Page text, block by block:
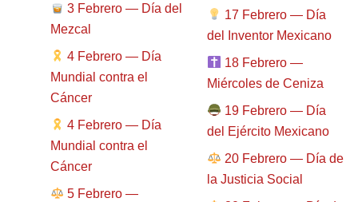
3 Febrero — Día del
Mezcal
4 Febrero — Día
Mundial contra el
Cáncer
4 Febrero — Día
Mundial contra el
Cáncer
5 Febrero —
17 Febrero — Día
del Inventor Mexicano
18 Febrero —
Miércoles de Ceniza
19 Febrero — Día
del Ejército Mexicano
20 Febrero — Día de
la Justicia Social